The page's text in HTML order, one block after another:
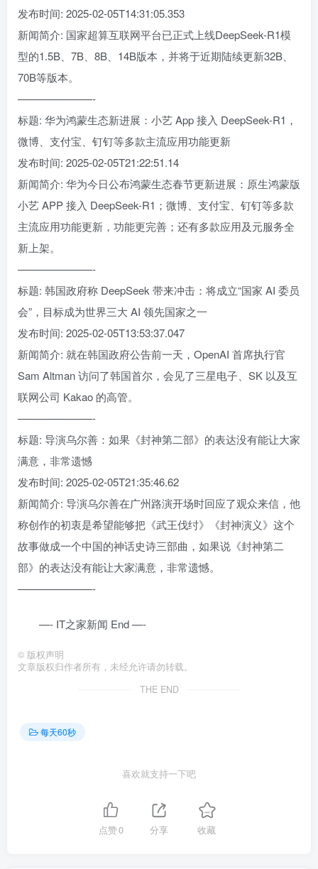
发布时间: 2025-02-05T14:31:05.353
新闻简介: 国家超算互联网平台已正式上线DeepSeek-R1模
型的1.5B、7B、8B、14B版本，并将于近期陆续更新32B、
70B等版本。
———————-
标题: 华为鸿蒙生态新进展：小艺 App 接入 DeepSeek-R1，
微博、支付宝、钉钉等多款主流应用功能更新
发布时间: 2025-02-05T21:22:51.14
新闻简介: 华为今日公布鸿蒙生态春节更新进展：原生鸿蒙版
小艺 APP 接入 DeepSeek-R1；微博、支付宝、钉钉等多款
主流应用功能更新，功能更完善；还有多款应用及元服务全
新上架。
———————-
标题: 韩国政府称 DeepSeek 带来冲击：将成立“国家 AI 委员
会”，目标成为世界三大 AI 领先国家之一
发布时间: 2025-02-05T13:53:37.047
新闻简介: 就在韩国政府公告前一天，OpenAI 首席执行官
Sam Altman 访问了韩国首尔，会见了三星电子、SK 以及互
联网公司 Kakao 的高管。
———————-
标题: 导演乌尔善：如果《封神第二部》的表达没有能让大家
满意，非常遗憾
发布时间: 2025-02-05T21:35:46.62
新闻简介: 导演乌尔善在广州路演开场时回应了观众来信，他
称创作的初衷是希望能够把《武王伐纣》《封神演义》这个
故事做成一个中国的神话史诗三部曲，如果说《封神第二
部》的表达没有能让大家满意，非常遗憾。
———————-
—- IT之家新闻 End —-
© 版权声明
文章版权归作者所有，未经允许请勿转载。
THE END
每天60秒
喜欢就支持一下吧
点赞0 分享 收藏